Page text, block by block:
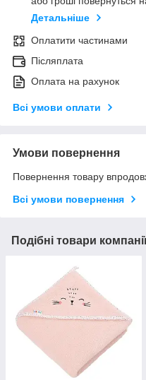
Детальніше
Оплатити частинами
Післяплата
Оплата на рахунок
Всі умови оплати
Умови повернення
Повернення товару
Всі умови повернення
Подібні товари